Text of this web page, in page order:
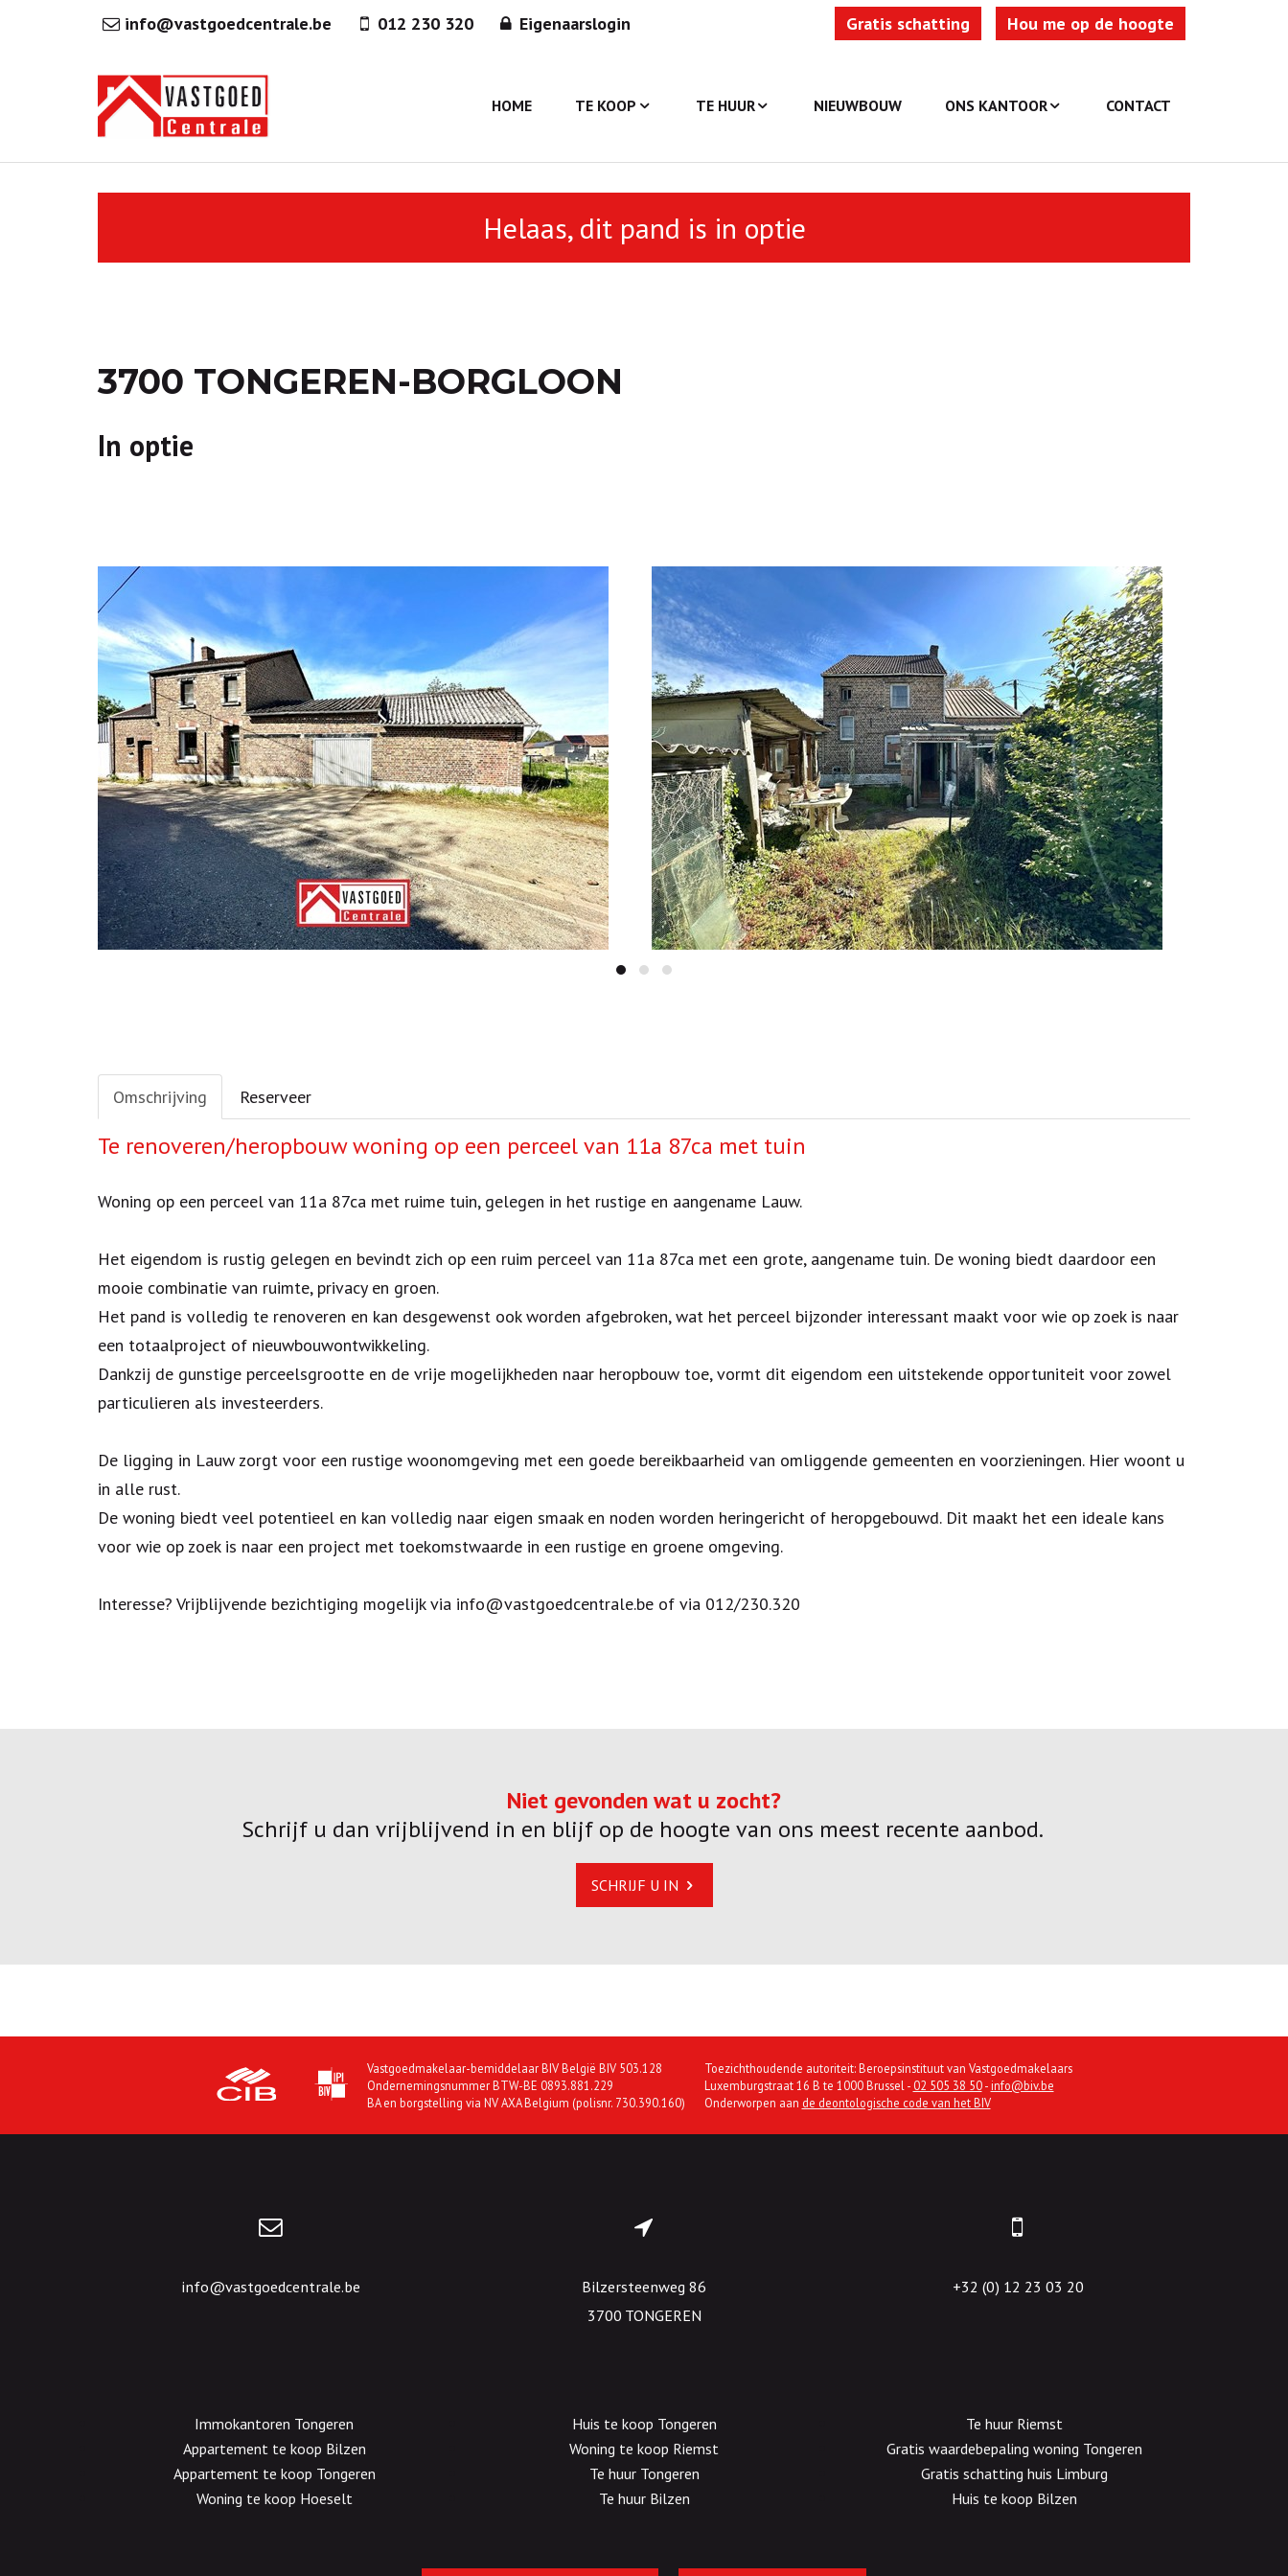
info@vastgoedcentrale.be 012 230 320 Eigenaarslogin Gratis schatting Hou me op de hoogte
HOME TE KOOP TE HUUR NIEUWBOUW ONS KANTOOR CONTACT
Helaas, dit pand is in optie
3700 TONGEREN-BORGLOON
In optie
Omschrijving Reserveer
Omschrijving
Te renoveren/heropbouw woning op een perceel van 11a 87ca met tuin
Woning op een perceel van 11a 87ca met ruime tuin, gelegen in het rustige en aangename Lauw.
Het eigendom is rustig gelegen en bevindt zich op een ruim perceel van 11a 87ca met een grote, aangename tuin. De woning biedt daardoor een
mooie combinatie van ruimte, privacy en groen.
Het pand is volledig te renoveren en kan desgewenst ook worden afgebroken, wat het perceel bijzonder interessant maakt voor wie op zoek is naar
een totaalproject of nieuwbouwontwikkeling.
Dankzij de gunstige perceelsgrootte en de vrije mogelijkheden naar heropbouw toe, vormt dit eigendom een uitstekende opportuniteit voor zowel
particulieren als investeerders.
De ligging in Lauw zorgt voor een rustige woonomgeving met een goede bereikbaarheid van omliggende gemeenten en voorzieningen. Hier woont u
in alle rust.
De woning biedt veel potentieel en kan volledig naar eigen smaak en noden worden heringericht of heropgebouwd. Dit maakt het een ideale kans
voor wie op zoek is naar een project met toekomstwaarde in een rustige en groene omgeving.
Interesse? Vrijblijvende bezichtiging mogelijk via info@vastgoedcentrale.be of via 012/230.320
Niet gevonden wat u zocht?
Schrijf u dan vrijblijvend in en blijf op de hoogte van ons meest recente aanbod.
SCHRIJF U IN
Vastgoedmakelaar-bemiddelaar BIV België BIV 503.128
Ondernemingsnummer BTW-BE 0893.881.229
BA en borgstelling via NV AXA Belgium (polisnr. 730.390.160)
Toezichthoudende autoriteit: Beroepsinstituut van Vastgoedmakelaars
Luxemburgstraat 16 B te 1000 Brussel - 02 505 38 50-info@biv.be
Onderworpen aan de deontologische code van het BIV
info@vastgoedcentrale.be
Bilzersteenweg 86
3700 TONGEREN
+32 (0) 12 23 03 20
Immokantoren Tongeren
Appartement te koop Bilzen
Appartement te koop Tongeren
Woning te koop Hoeselt
Huis te koop Tongeren
Woning te koop Riemst
Te huur Tongeren
Te huur Bilzen
Te huur Riemst
Gratis waardebepaling woning Tongeren
Gratis schatting huis Limburg
Huis te koop Bilzen